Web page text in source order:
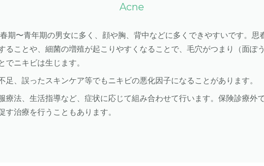
Acne
期〜青年期の男女に多く、顔や胸、背中などに多くできやすいです。思
ることや、細菌の増殖が起こりやすくなることで、毛穴がつまり（面ぽ
でニキビは生じます。
足、誤ったスキンケア等でもニキビの悪化因子になることがあります。
療法、生活指導など、症状に応じて組み合わせて行います。保険診療外
す治療を行うこともあります。